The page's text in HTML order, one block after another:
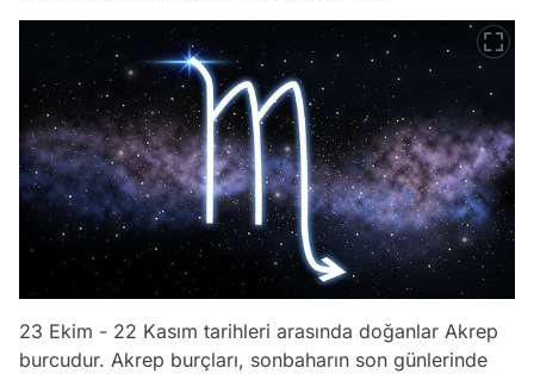
23 Ekim - 22 Kasım tarihleri arasında doğanlar Akrep
burcudur. Akrep burçları, sonbaharın son günlerinde